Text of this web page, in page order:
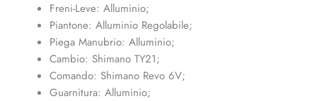
Freni-Leve: Alluminio;
Piantone: Alluminio Regolabile;
Piega Manubrio: Alluminio;
Cambio: Shimano TY21;
Comando: Shimano Revo 6V;
Guarnitura: Alluminio;